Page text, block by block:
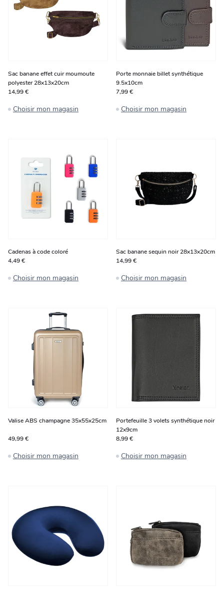
Sac banane effet cuir moumoute
polyester 28x13x20cm
14,99 €
Choisir mon magasin
Porte monnaie billet synthétique
9.5x10cm
7,99 €
Choisir mon magasin
Cadenas à code coloré
4,49 €
Choisir mon magasin
Sac banane sequin noir 28x13x20cm
14,99 €
Choisir mon magasin
Valise ABS champagne 35x55x25cm
49,99 €
Choisir mon magasin
Portefeuille 3 volets synthétique noir
12x9cm
8,99 €
Choisir mon magasin